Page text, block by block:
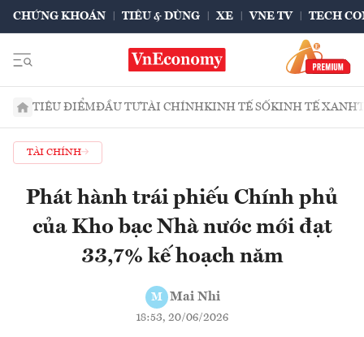
CHỨNG KHOÁN TIÊU & DÙNG XE VNE TV TECH
TIÊU ĐIỂMĐẦU TƯTÀI CHÍNHKINH TẾ SỐKINH TẾ XANH
TÀI CHÍNH
Phát hành trái phiếu Chính phủ
của Kho bạc Nhà nước mới đạt
33,7% kế hoạch năm
M Mai Nhi
18:53, 20/06/2026